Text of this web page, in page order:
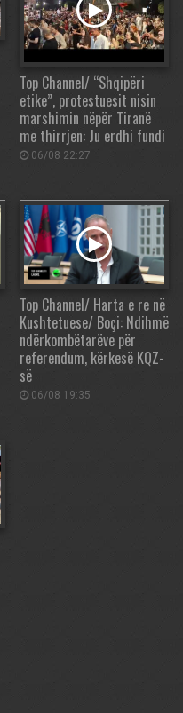
Top Channel/ “Shqipëri
etike”, protestuesit nisin
marshimin nëpër Tiranë
me thirrjen: Ju erdhi fundi
06/08 22:27
Top Channel/ Harta e re në
Kushtetuese/ Boçi: Ndihmë
ndërkombëtarëve për
referendum, kërkesë KQZ-
së
06/08 19:35